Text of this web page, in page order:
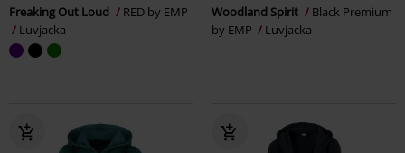
Freaking Out Loud
RED by EMP
Luvjacka
Woodland Spirit
Black Premium
by EMP
Luvjacka